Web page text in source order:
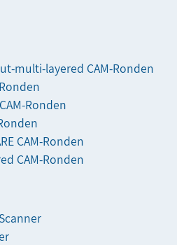
multi-layered CAM-Ronden
Ronden
CAM-Ronden
CAM-Ronden